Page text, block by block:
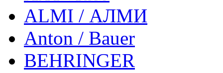
ALMI / АЛМИ
Anton / Bauer
BEHRINGER